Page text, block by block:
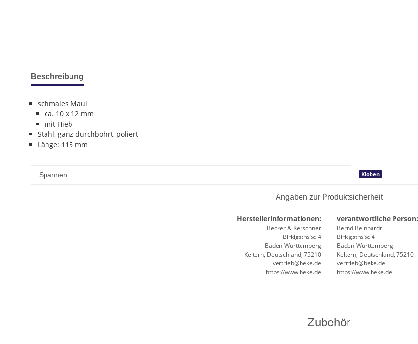
weitere Registerkarten anzeigen
Beschreibung
schmales Maul
ca. 10 x 12 mm
mit Hieb
Stahl, ganz durchbohrt, poliert
Länge: 115 mm
Produkteigenschaft
Wert
Spannen: Kloben
Angaben zur Produktsicherheit
Herstellerinformationen:
Becker & Kerschner
Birkigstraße 4
Baden-Württemberg
Keltern, Deutschland, 75210
vertrieb@beke.de
https://www.beke.de
verantwortliche Person:
Bernd Beinhardt
Birkigstraße 4
Baden-Württemberg
Keltern, Deutschland, 75210
vertrieb@beke.de
https://www.beke.de
Zubehör